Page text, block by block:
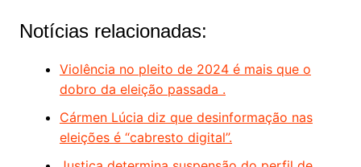
Notícias relacionadas:
Violência no pleito de 2024 é mais que o
dobro da eleição passada .
Cármen Lúcia diz que desinformação nas
eleições é “cabresto digital”.